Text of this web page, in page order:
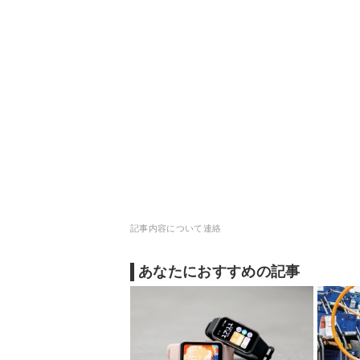
記事内容について連絡
あなたにおすすめの記事